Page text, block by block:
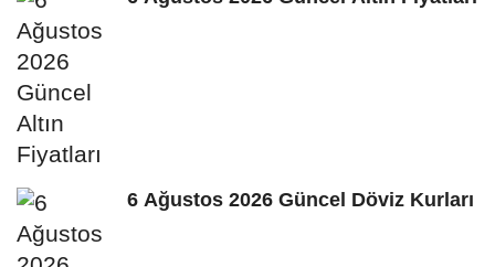
6 Ağustos 2026 Güncel Döviz Kurları